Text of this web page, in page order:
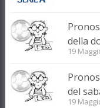
della
19
del
19